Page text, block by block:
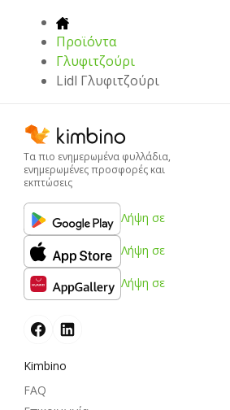
Προϊόντα
Γλυφιτζούρι
Lidl Γλυφιτζούρι
Τα πιο ενημερωμένα φυλλάδια,
ενημερωμένες προσφορές και
εκπτώσεις
Λήψη σε
Λήψη σε
Λήψη σε
Kimbino
FAQ